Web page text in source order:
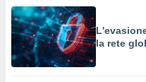
la rete